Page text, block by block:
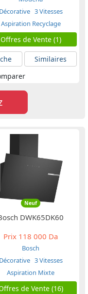
Décorative 3 Vitesses
Aspiration Recyclage
Offres de Vente (1)
Similaires
Neuf
DWK65DK60
Prix 118 000 Da
Bosch
Décorative 3 Vitesses
Aspiration Mixte
de Vente (16)